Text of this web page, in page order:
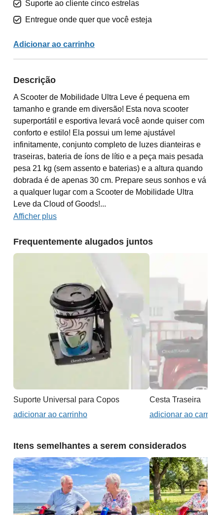
Suporte ao cliente cinco estrelas
Entregue onde quer que você esteja
Adicionar ao carrinho
Descrição
A Scooter de Mobilidade Ultra Leve é pequena em
tamanho e grande em diversão! Esta nova scooter
superportátil e esportiva levará você aonde quiser com
conforto e estilo! Ela possui um leme ajustável
infinitamente, conjunto completo de luzes dianteiras e
traseiras, bateria de íons de lítio e a peça mais pesada
pesa 21 kg (sem assento e baterias) e a altura quando
dobrada é de apenas 30 cm. Prepare seus sonhos e vá
a qualquer lugar com a Scooter de Mobilidade Ultra
Leve da Cloud of Goods!...
Afficher plus
Frequentemente alugados juntos
Suporte Universal para Copos
adicionar ao carrinho
Cesta Traseira
adicionar ao
Itens semelhantes a serem considerados